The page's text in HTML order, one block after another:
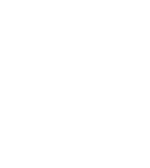
η […]